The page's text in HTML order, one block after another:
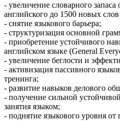
- увеличение словарного
английского до 1500 новых
- снятие языкового барьера;
- структуризация основной
- приобретение устойчивого
английском языке (General
- увеличение беглости и
- активизация пассивного
тренинга;
- развитие навыков делового
- получение сильной
занятия языком;
- поднятие языкового уровня